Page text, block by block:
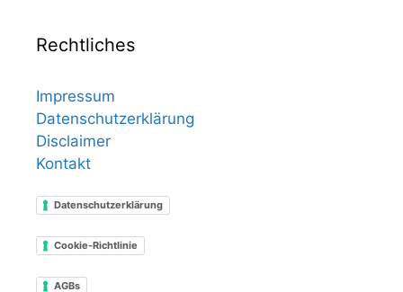
Rechtliches
Impressum
Datenschutzerklärung
Disclaimer
Kontakt
Datenschutzerklärung
Cookie-Richtlinie
AGBs